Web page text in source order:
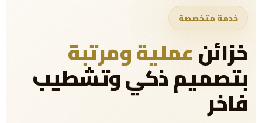
خدمة متخصصة
خزائنعملية ومرتبة
بتصميم ذكي وتشطيب
فاخر